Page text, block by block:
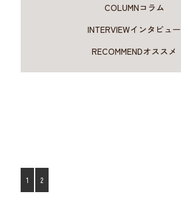
COLUMNコラム
INTERVIEWインタビュー
RECOMMENDオススメ
1 2